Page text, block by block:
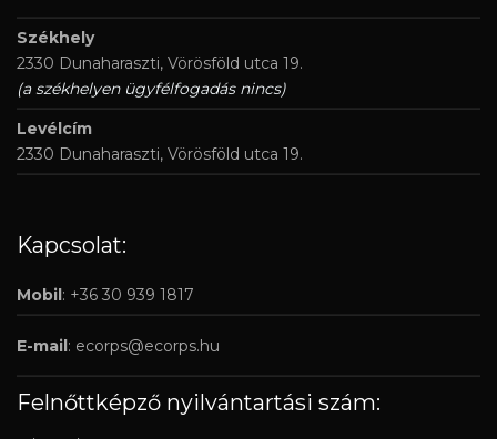
Székhely
2330 Dunaharaszti, Vörösföld utca 19.
(a székhelyen ügyfélfogadás nincs)
Levélcím
2330 Dunaharaszti, Vörösföld utca 19.
Kapcsolat:
Mobil: +36 30 939 1817
E-mail: ecorps@ecorps.hu
Felnőttképző nyilvántartási szám: